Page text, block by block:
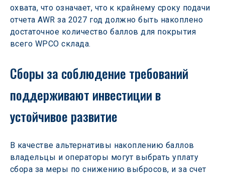
охвата, что означает, что к крайнему сроку подачи
отчета AWR за 2027 год должно быть накоплено
достаточное количество баллов для покрытия
всего WPCO склада.
Сборы за соблюдение требований
поддерживают инвестиции в
устойчивое развитие
В качестве альтернативы накоплению баллов
владельцы и операторы могут выбрать уплату
сбора за меры по снижению выбросов, и за счет